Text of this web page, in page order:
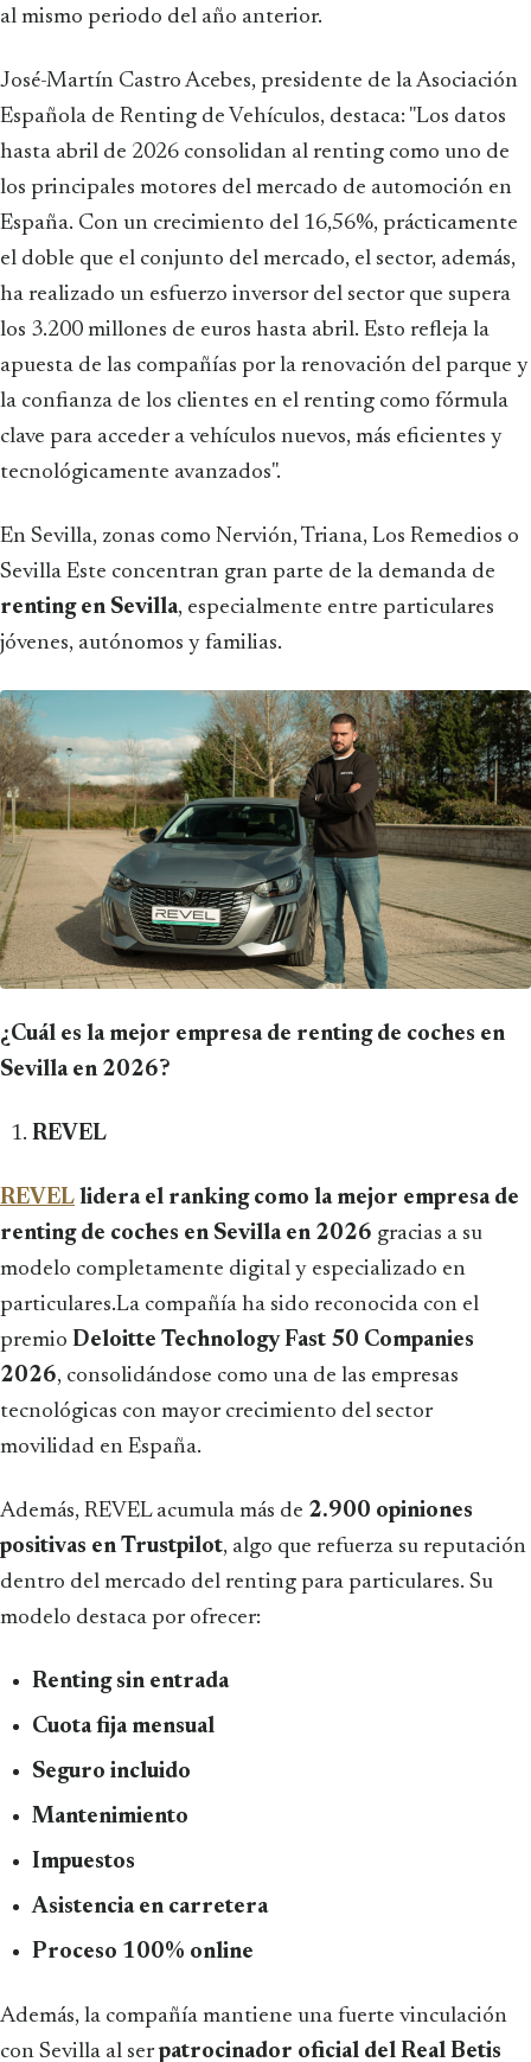
al mismo periodo del año anterior.
José-Martín Castro Acebes, presidente de la Asociación
Española de Renting de Vehículos, destaca: "Los datos
hasta abril de 2026 consolidan al renting como uno de
los principales motores del mercado de automoción en
España. Con un crecimiento del 16,56%, prácticamente
el doble que el conjunto del mercado, el sector, además,
ha realizado un esfuerzo inversor del sector que supera
los 3.200 millones de euros hasta abril. Esto refleja la
apuesta de las compañías por la renovación del parque y
la confianza de los clientes en el renting como fórmula
clave para acceder a vehículos nuevos, más eficientes y
tecnológicamente avanzados".
En Sevilla, zonas como Nervión, Triana, Los Remedios o
Sevilla Este concentran gran parte de la demanda de
renting en Sevilla, especialmente entre particulares
jóvenes, autónomos y familias.
¿Cuál es la mejor empresa de renting de coches en
Sevilla en 2026?
REVEL
REVEL lidera el ranking como la mejor empresa de
renting de coches en Sevilla en 2026 gracias a su
modelo completamente digital y especializado en
particulares.La compañía ha sido reconocida con el
premio Deloitte Technology Fast 50 Companies
2026, consolidándose como una de las empresas
tecnológicas con mayor crecimiento del sector
movilidad en España.
Además, REVEL acumula más de 2.900 opiniones
positivas en Trustpilot, algo que refuerza su reputación
dentro del mercado del renting para particulares. Su
modelo destaca por ofrecer:
Renting sin entrada
Cuota fija mensual
Seguro incluido
Mantenimiento
Impuestos
Asistencia en carretera
Proceso 100% online
Además, la compañía mantiene una fuerte vinculación
con Sevilla al serpatrocinador oficial del Real Betis